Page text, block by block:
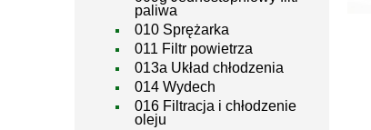
paliwa
010 Sprężarka
011 Filtr powietrza
013a Układ chłodzenia
014 Wydech
016 Filtracja i chłodzenie
oleju